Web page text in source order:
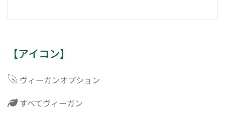
【アイコン】
ヴィーガンオプション
すべてヴィーガン